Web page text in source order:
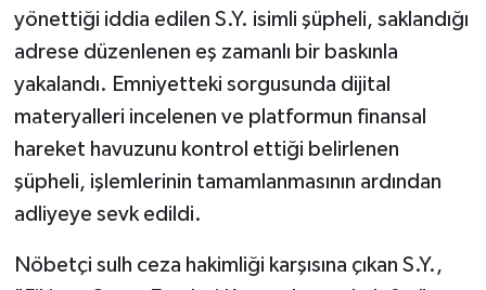
yönettiği iddia edilen S.Y. isimli şüpheli, saklandığı
adrese düzenlenen eş zamanlı bir baskınla
yakalandı. Emniyetteki sorgusunda dijital
materyalleri incelenen ve platformun finansal
hareket havuzunu kontrol ettiği belirlenen
şüpheli, işlemlerinin tamamlanmasının ardından
adliyeye sevk edildi.
Nöbetçi sulh ceza hakimliği karşısına çıkan S.Y.,